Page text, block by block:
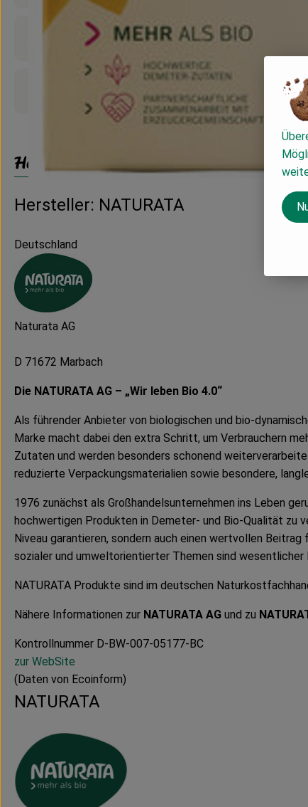
Nährwert-Info
Produktdatenblatt
Herkunft
Hersteller: NATURATA
Deutschland
Naturata AG
D 71672 Marbach
Die NATURATA AG – „Wir leben Bio 4.0“
Als führender Anbieter von biologischen und bio-
Marke macht dabei den extra Schritt, um Verbrauchern
Zutaten und werden besonders schonend
reduzierte Verpackungsmaterialien sowie besondere,
1976 zunächst als Großhandelsunternehmen ins Leben
hochwertigen Produkten in Demeter- und Bio-Qualität zu
Niveau garantieren, sondern auch einen wertvollen
sozialer und umweltorientierter Themen sind
NATURATA Produkte sind im deutschen
Nähere Informationen zur NATURATA AG und zu
Kontrollnummer D-BW-007-05177-BC
zur WebSite
(Daten von Ecoinform)
NATURATA